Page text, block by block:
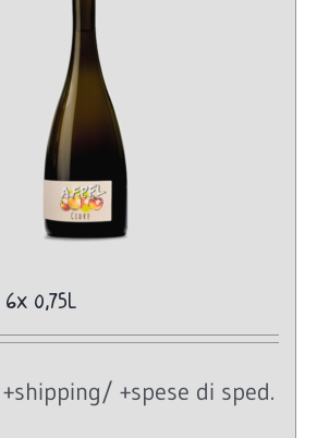
0,75L
+spese di sped.